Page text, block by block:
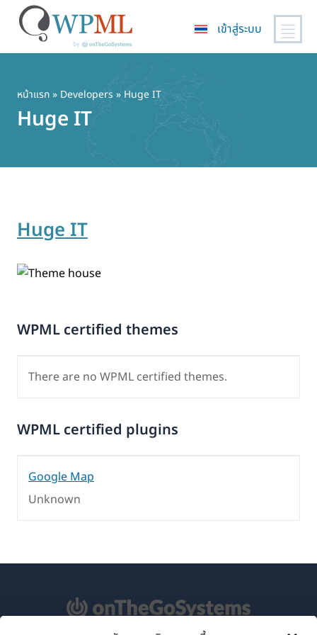
เนื้อหา
หลัก
เข้าสู่ระบบ
หน้าแรก» Developers » Huge IT
Huge IT
Huge IT
WPML certified themes
There are no WPML certified themes.
WPML certified plugins
Google Map
Unknown